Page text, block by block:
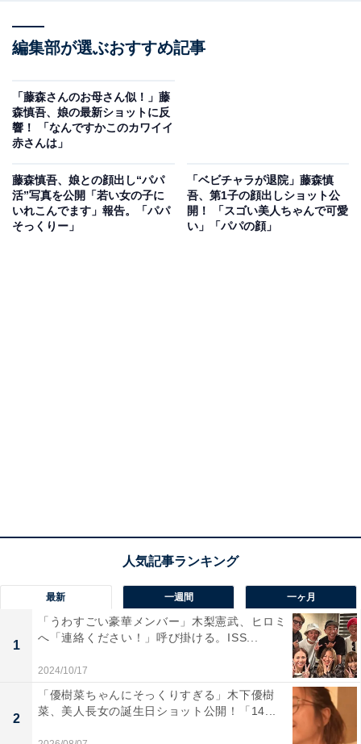
編集部が選ぶおすすめ記事
「藤森さんのお母さん似！」藤
森慎吾、娘の最新ショットに反
響！ 「なんですかこのカワイイ
赤さんは」
藤森慎吾、娘との顔出し“パパ
活”写真を公開「若い女の子に
いれこんでます」報告。「パパ
そっくりー」
「ベビチャラが退院」藤森慎
吾、第1子の顔出しショット公
開！ 「スゴい美人ちゃんで可愛
い」「パパの顔」
最新 一週間 一ヶ月
1
「うわすごい豪華メンバー」木梨憲武、ヒロミ
へ「連絡ください！」呼び掛ける。ISS...
2024/10/17
2
「優樹菜ちゃんにそっくりすぎる」木下優樹
菜、美人長女の誕生日ショット公開！「14...